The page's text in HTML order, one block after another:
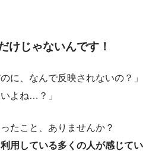
けじゃないんです！
に、なんで反映されないの？」
よね…？」
たこと、ありませんか？
用している多くの人が感じてい